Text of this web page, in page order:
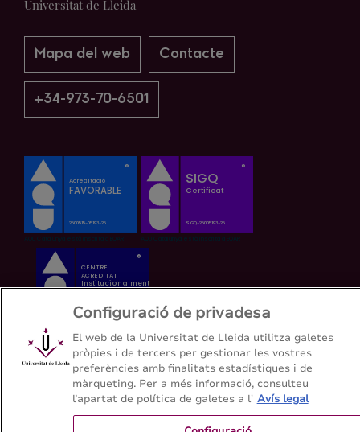
Universitat de Lleida
Mapa del web Contacte
+34-973-70-6501
Configuració de privadesa
El web de la Universitat de Lleida utilitza galetes
pròpies i de tercers per gestionar les vostres
preferències amb finalitats estadístiques i de
màrqueting. Per a més informació, consulteu
l’apartat de política de galetes a l' Avís legal